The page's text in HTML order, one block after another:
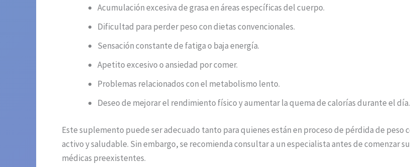
Acumulación excesiva de grasa en áreas específicas del cuerpo.
Dificultad para perder peso con dietas convencionales.
Sensación constante de fatiga o baja energía.
Apetito excesivo o ansiedad por comer.
Problemas relacionados con el metabolismo lento.
Deseo de mejorar el rendimiento físico y aumentar la quema de calorías durante el día.
Este suplemento puede ser adecuado tanto para quienes están en proceso de pérdida de
activo y saludable. Sin embargo, se recomienda consultar a un especialista antes de comenzar
médicas preexistentes.